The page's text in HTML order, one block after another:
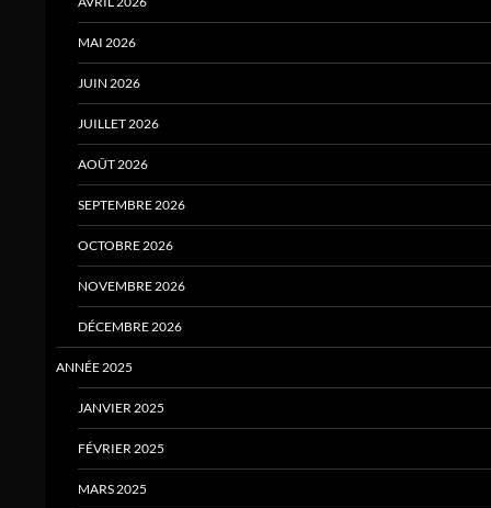
MAI 2026
JUIN 2026
JUILLET 2026
AOÛT 2026
SEPTEMBRE 2026
OCTOBRE 2026
NOVEMBRE 2026
DÉCEMBRE 2026
ANNÉE 2025
JANVIER 2025
FÉVRIER 2025
MARS 2025